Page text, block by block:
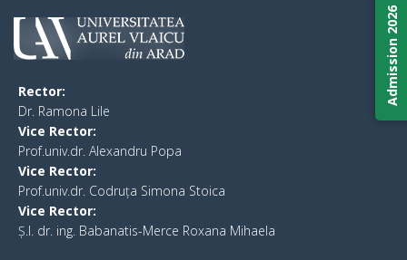
Rector:
​Dr. Ramona Lile
Vice Rector:
Prof.univ.dr. Alexandru Popa
Vice Rector:
Prof.univ.dr. Codruța Simona Stoica
Vice Rector:
Ș.I. dr. ing. Babanatis-Merce Roxana Mihaela
Admission 2026